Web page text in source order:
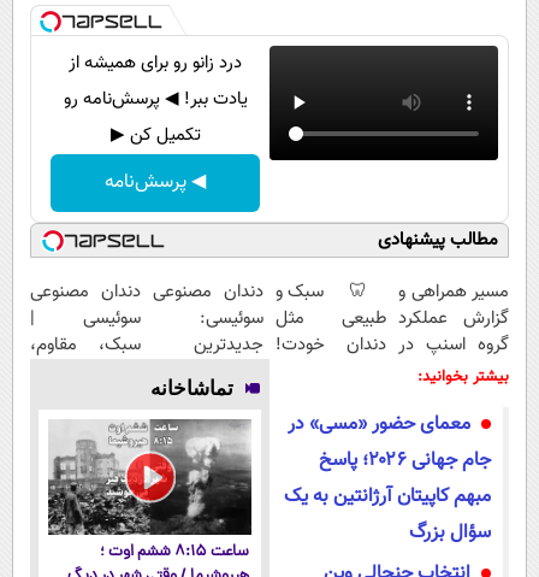
درد زانو رو برای همیشه از
یادت ببر! ◀ پرسش‌نامه رو
تکمیل کن ▶
◀ پرسش‌نامه
مطالب پیشنهادی
مسیر همراهی و
گزارش عملکرد
گروه اسنپ در
۱۴۰۴
🦷 سبک و
طبیعی مثل
دندان خودت!
اقساطی 💳 📍
تهران
دندان مصنوعی
سوئیسی:
جدیدترین
فناوری اروپا،
سبک و مقاوم |
پرداخت قسطی
دندان مصنوعی
سوئیسی |
سبک، مقاوم،
اقساطی😍
بیشتر بخوانید:
معمای حضور «مسی» در
جام جهانی ۲۰۲۶؛ پاسخ
مبهم کاپیتان آرژانتین به یک
سؤال بزرگ
تماشاخانه
ساعت ۸:۱۵ ششم اوت ؛